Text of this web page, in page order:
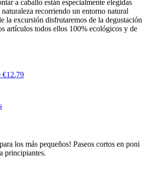
a caballo están especialmente elegidas
recorriendo un entorno natural
la excursión disfrutaremos de la degustación
artículos todos ellos 100% ecológicos y de
€12.79
los más pequeños! Paseos cortos en poni
principiantes.